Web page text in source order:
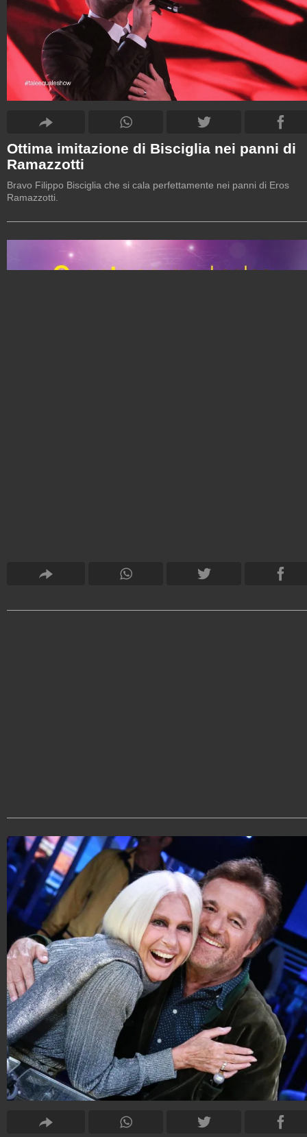
Ottima imitazione di Bisciglia nei panni di
Ramazzotti
Bravo Filippo Bisciglia che si cala perfettamente nei panni di Eros
Ramazzotti.